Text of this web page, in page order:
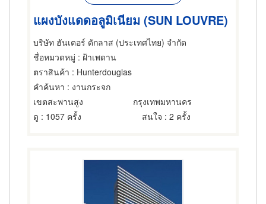
แผงบังแดดอลูมิเนียม (SUN LOUVRE)
บริษัท ฮันเตอร์ ดักลาส (ประเทศไทย) จำกัด
ชื่อหมวดหมู่ : ฝ้าเพดาน
ตราสินค้า : Hunterdouglas
คำค้นหา : งานกระจก
เขตสะพานสูง
กรุงเทพมหานคร
ดู : 1057 ครั้ง สนใจ : 2 ครั้ง